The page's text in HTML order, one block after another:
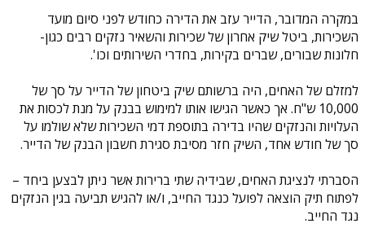
במקרה המדובר, הדייר עזב את הדירה כחודש לפני סיום מועד
השכירות, ביטל שיק אחרון של שכירות והשאיר נזקים רבים כגון-
חלונות שבורים, שברים בקירות, בחדרי השירותים וכו'.
למזלם של האחים, היה ברשותם שיק ביטחון של הדייר על סך של
10,000 ש"ח. אך כאשר הגישו אותו למימוש בבנק על מנת לכסות את
העלויות והנזקים שהיו בדירה בתוספת דמי השכירות שלא שולמו על
סך של חודש אחד, השיק חזר מסיבת סגירת חשבון הבנק של הדייר.
הסברתי לנציגת האחים, שבידיה שתי ברירות אשר ניתן לבצען ביחד –
לפתוח תיק הוצאה לפועל כנגד החייב, ו/או להגיש תביעה בגין הנזקים
נגד החייב.